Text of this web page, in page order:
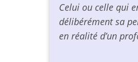
Celui ou celle qui
délibérément sa
en réalité d’un